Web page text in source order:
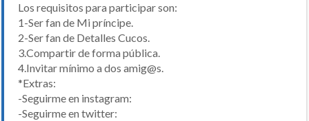
Los requisitos para participar son:
1-Ser fan de Mi príncipe.
2-Ser fan de Detalles Cucos.
3.Compartir de forma pública.
4.Invitar mínimo a dos amig@s.
*Extras:
-Seguirme en instagram:
-Seguirme en twitter: